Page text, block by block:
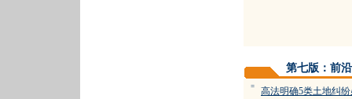
第七版：前沿
= 高法明确5类土地纠